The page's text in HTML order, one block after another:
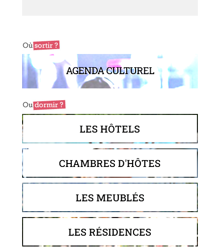
AGENDA CULTUREL
LES HÔTELS
CHAMBRES D'HÔTES
LES MEUBLÉS
LES RÉSIDENCES